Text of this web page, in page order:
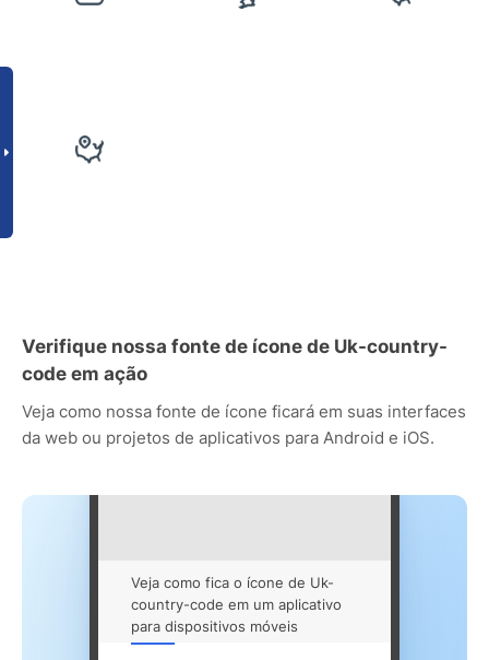
Verifique nossa fonte de ícone de Uk-country-
code em ação
Veja como nossa fonte de ícone ficará em suas interfaces
da web ou projetos de aplicativos para Android e iOS.
Veja como fica o ícone de Uk-
country-code em um aplicativo
para dispositivos móveis